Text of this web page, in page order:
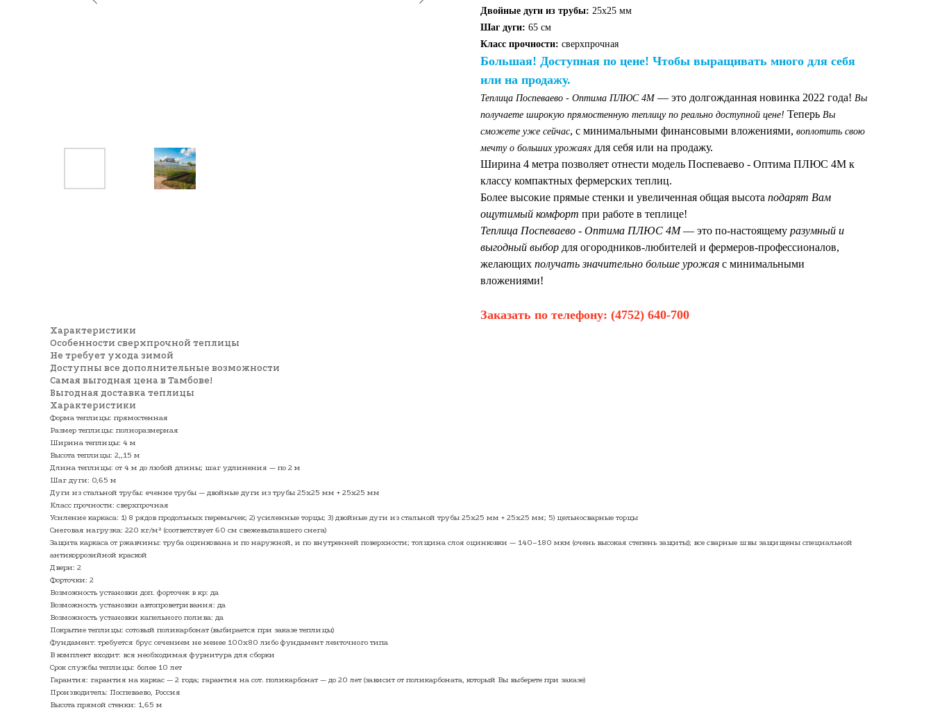
Двойные дуги из трубы: 25х25 мм
Шаг дуги: 65 см
Класс прочности: сверхпрочная
Большая! Доступная по цене! Чтобы выращивать много для себя
или на продажу.
Теплица Поспеваево - Оптима ПЛЮС 4М— это долгожданная новинка 2022 года! Вы
получаете широкую прямостенную теплицу по реально доступной цене! Теперь Вы
сможете уже сейчас, с минимальными финансовыми вложениями, воплотить свою
мечту о больших урожаях для себя или на продажу.
Ширина 4 метра позволяет отнести модель Поспеваево - Оптима ПЛЮС 4М к
классу компактных фермерских теплиц.
Более высокие прямые стенки и увеличенная общая высота подарят Вам
ощутимый комфорт при работе в теплице!
Теплица Поспеваево - Оптима ПЛЮС 4М— это по-настоящему разумный и
выгодный выбор для огородников-любителей и фермеров-профессионалов,
желающих получать значительно больше урожая с минимальными
вложениями!
Заказать по телефону: (4752) 640-700
Характеристики
Особенности сверхпрочной теплицы
Не требует ухода зимой
Доступны все дополнительные возможности
Самая выгодная цена в Тамбове!
Выгодная доставка теплицы
Характеристики
Форма теплицы: прямостенная
Размер теплицы: полноразмерная
Ширина теплицы: 4 м
Высота теплицы: 2,,15 м
Длина теплицы: от 4 м до любой длины; шаг удлинения — по 2 м
Шаг дуги: 0,65 м
Дуги из стальной трубы: ечение трубы — двойные дуги из трубы 25х25 мм + 25х25 мм
Класс прочности: сверхпрочная
Усиление каркаса: 1) 8 рядов продольных перемычек; 2) усиленные торцы; 3) двойные дуги из стальной трубы 25х25 мм + 25х25 мм; 5) цельносварные торцы
Снеговая нагрузка: 220 кг/м² (соответствует 60 см свежевыпавшего снега)
Защита каркаса от ржавчины: труба оцинкована и по наружной, и по внутренней поверхности; толщина слоя оцинковки — 140–180 мкм (очень высокая степень защиты); все сварные швы защищены специальной
антикоррозийной краской
Двери: 2
Форточки: 2
Возможность установки доп. форточек в кр: да
Возможность установки автопроветривания: да
Возможность установки капельного полива: да
Покрытие теплицы: сотовый поликарбонат (выбирается при заказе теплицы)
Фундамент: требуется брус сечением не менее 100х80 либо фундамент ленточного типа
В комплект входит: вся необходимая фурнитура для сборки
Срок службы теплицы: более 10 лет
Гарантия: гарантия на каркас — 2 года; гарантия на сот. поликарбонат — до 20 лет (зависит от поликарбоната, который Вы выберете при заказе)
Производитель: Поспеваево, Россия
Высота прямой стенки: 1,65 м